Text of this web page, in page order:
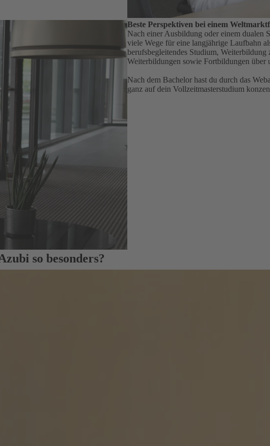
Beste Perspektiven bei einem
Nach einer Ausbildung oder einem dualen
viele Wege für eine langjährige Laufbahn
berufsbegleitendes Studium,
Weiterbildungen sowie Fortbildungen über
Nach dem Bachelor hast du durch das
ganz auf dein Vollzeitmasterstudium
so besonders?